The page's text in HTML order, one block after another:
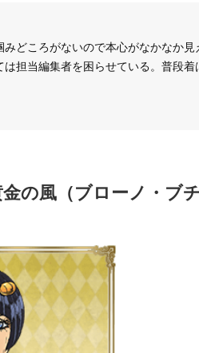
どころがないので本心がなかなか見
担当編集者を困らせている。普段着
の風（ブローノ・ブ